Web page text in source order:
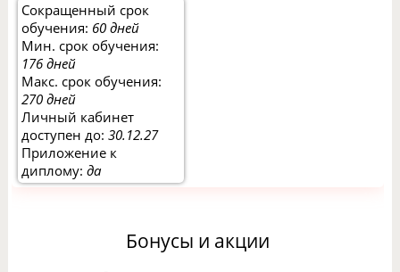
Сокращенный срок
обучения: 60 дней
Мин. срок обучения:
176 дней
Макс. срок обучения:
270 дней
Личный кабинет
доступен до:30.12.27
Приложение к
диплому:да
Бонусы и акции